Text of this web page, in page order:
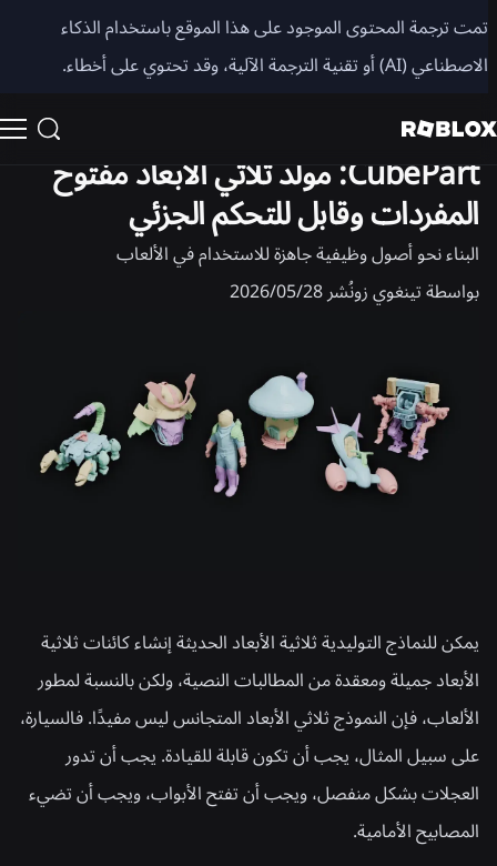
تمت ترجمة المحتوى الموجود على هذا الموقع باستخدام الذكاء
الاصطناعي (AI) أو تقنية الترجمة الآلية، وقد تحتوي على أخطاء.
مشاركة
CubePart: مولد ثلاثي الأبعاد مفتوح
المفردات وقابل للتحكم الجزئي
البناء نحو أصول وظيفية جاهزة للاستخدام في الألعاب
بواسطةتينغوي زونُشر28‏/05‏/2026
يمكن للنماذج التوليدية ثلاثية الأبعاد الحديثة إنشاء كائنات ثلاثية
الأبعاد جميلة ومعقدة من المطالبات النصية، ولكن بالنسبة لمطور
الألعاب، فإن النموذج ثلاثي الأبعاد المتجانس ليس مفيدًا. فالسيارة،
على سبيل المثال، يجب أن تكون قابلة للقيادة. يجب أن تدور
العجلات بشكل منفصل، ويجب أن تفتح الأبواب، ويجب أن تضيء
المصابيح الأمامية.